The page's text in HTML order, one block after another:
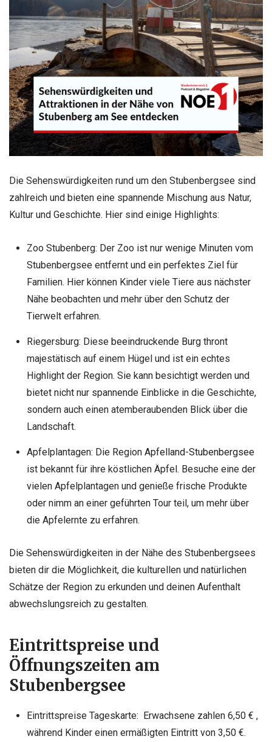
Die Sehenswürdigkeiten rund um den Stubenbergsee sind
zahlreich und bieten eine spannende Mischung aus Natur,
Kultur und Geschichte. Hier sind einige Highlights:
Zoo Stubenberg: Der Zoo ist nur wenige Minuten vom
Stubenbergsee entfernt und ein perfektes Ziel für
Familien. Hier können Kinder viele Tiere aus nächster
Nähe beobachten und mehr über den Schutz der
Tierwelt erfahren.
Riegersburg: Diese beeindruckende Burgthront
majestätisch auf einem Hügel und ist ein echtes
Highlight der Region. Sie kann besichtigt werden und
bietet nicht nur spannende Einblicke in die Geschichte,
sondern auch einen atemberaubenden Blick über die
Landschaft.
Apfelplantagen: Die Region Apfelland-Stubenbergsee
ist bekannt für ihre köstlichen Äpfel. Besuche eine der
vielen Apfelplantagen und genieße frische Produkte
oder nimm an einer geführten Tour teil, um mehr über
die Apfelernte zu erfahren.
Die Sehenswürdigkeiten in der Nähe des Stubenbergsees
bieten dir die Möglichkeit, die kulturellen und natürlichen
Schätze der Region zu erkunden und deinen Aufenthalt
abwechslungsreich zu gestalten.
Eintrittspreise und
Öffnungszeiten am
Stubenbergsee
Eintrittspreise Tageskarte: Erwachsene zahlen 6,50 € ,
während Kinder einen ermäßigten Eintritt von 3,50 €.